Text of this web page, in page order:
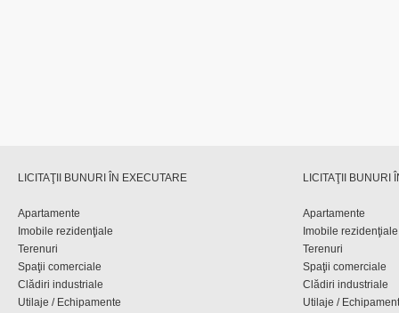
LICITAŢII BUNURI ÎN EXECUTARE
Apartamente
Imobile rezidenţiale
Terenuri
Spaţii comerciale
Clădiri industriale
Utilaje / Echipamente
LICITAŢII BUNURI
Apartamente
Imobile rezidenţiale
Terenuri
Spaţii comerciale
Clădiri industriale
Utilaje /